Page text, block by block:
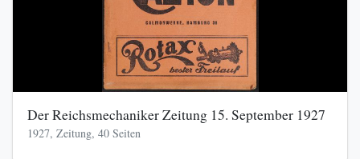
Der Reichsmechaniker Zeitung 15. September 1927
1927, Zeitung, 40 Seiten